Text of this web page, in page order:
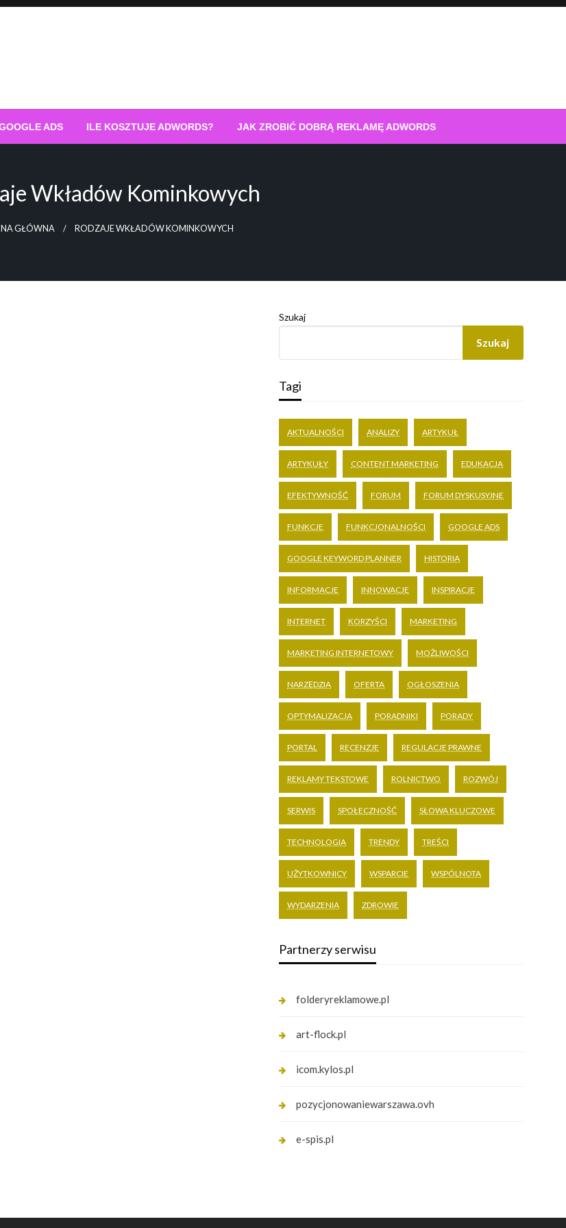
ADS ILE KOSZTUJE ADWORDS? JAK ZROBIĆ DOBRĄ REKLAMĘ ADWORDS
Wkładów Kominkowych
GŁÓWNA RODZAJE WKŁADÓW KOMINKOWYCH
Szukaj
Szukaj
Tagi
AKTUALNOŚCI ANALIZY ARTYKUŁ
ARTYKUŁY CONTENT MARKETING EDUKACJA
EFEKTYWNOŚĆ FORUM FORUM DYSKUSYJNE
FUNKCJE FUNKCJONALNOŚCI GOOGLE ADS
GOOGLE KEYWORD PLANNER HISTORIA
INFORMACJE INNOWACJE INSPIRACJE
INTERNET KORZYŚCI MARKETING
MARKETING INTERNETOWY MOŻLIWOŚCI
NARZĘDZIA OFERTA OGŁOSZENIA
OPTYMALIZACJA PORADNIKI PORADY
PORTAL RECENZJE REGULACJE PRAWNE
REKLAMY TEKSTOWE ROLNICTWO ROZWÓJ
SERWIS SPOŁECZNOŚĆ SŁOWA KLUCZOWE
TECHNOLOGIA TRENDY TREŚCI
UŻYTKOWNICY WSPARCIE WSPÓLNOTA
WYDARZENIA ZDROWIE
Partnerzy serwisu
folderyreklamowe.pl
art-flock.pl
icom.kylos.pl
pozycjonowaniewarszawa.ovh
e-spis.pl